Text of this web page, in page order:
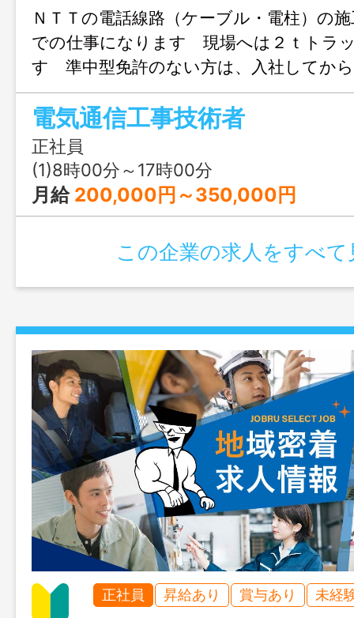
ＮＴＴの電話線路（ケーブル・電柱）の
での仕事になります 現場へは２ｔトラ
す 準中型免許のない方は、入社してか
きます （取得支援制度あり） 空調服支
服貸与 ※丁寧にご指導いたします 奨
度あり 【変更範囲：変更なし】
電気通信工事技術者
正社員
(1)8時00分～17時00分
月給 200,000円～350,000円
この企業の求人をすべて
正社員 昇給あり 賞与あり 未経